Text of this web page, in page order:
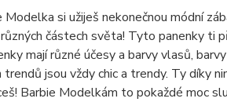
Modelka si užiješ nekonečnou módní
částech světa! Tyto panenky ti
mají různé účesy a barvy vlasů,
trendů jsou vždy chic a trendy. Ty díky
Barbie Modelkám to pokaždé moc